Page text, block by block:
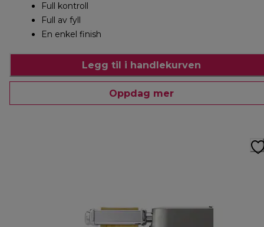
Full kontroll
Full av fyll
En enkel finish
Legg til i handlekurven
Oppdag mer